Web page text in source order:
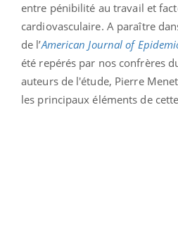
entre pénibilité au travail et
cardiovasculaire. A paraître
de l’American Journal of
été repérés par nos confrères
auteurs de l'étude, Pierre
les principaux éléments de